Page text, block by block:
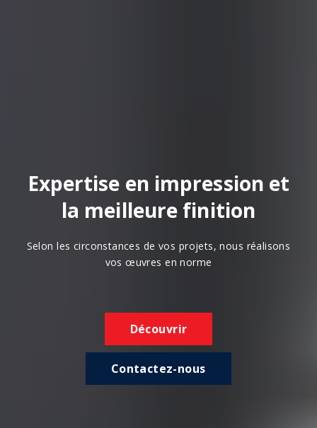
Expertise en impression et
la meilleure finition
Selon les circonstances de vos projets, nous réalisons
vos œuvres en norme
Découvrir
Contactez-nous